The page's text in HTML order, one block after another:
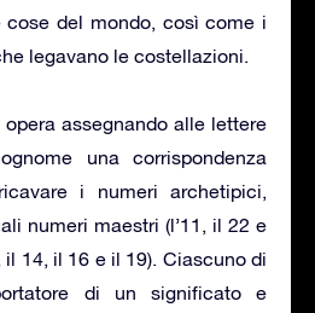
cose del mondo, così come i
legavano le costellazioni.
assegnando alle lettere
una corrispondenza
i numeri archetipici,
numeri maestri (l’11, il 22 e
14, il 16 e il 19). Ciascuno di
di un significato e